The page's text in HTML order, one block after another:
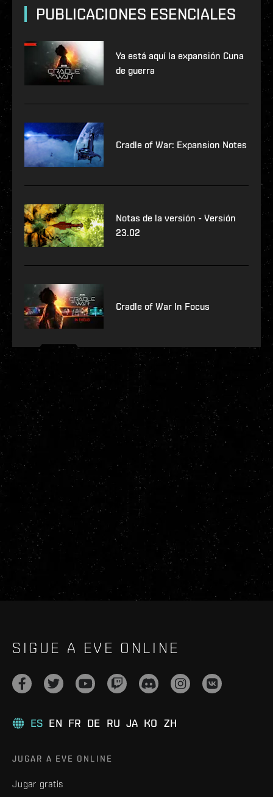
PUBLICACIONES ESENCIALES
Ya está aquí la expansión Cuna
de guerra
Cradle of War: Expansion Notes
Notas de la versión - Versión
23.02
Cradle of War In Focus
SIGUE A EVE ONLINE
ES EN FR DE RU JA KO ZH
JUGAR A EVE ONLINE
Jugar gratis